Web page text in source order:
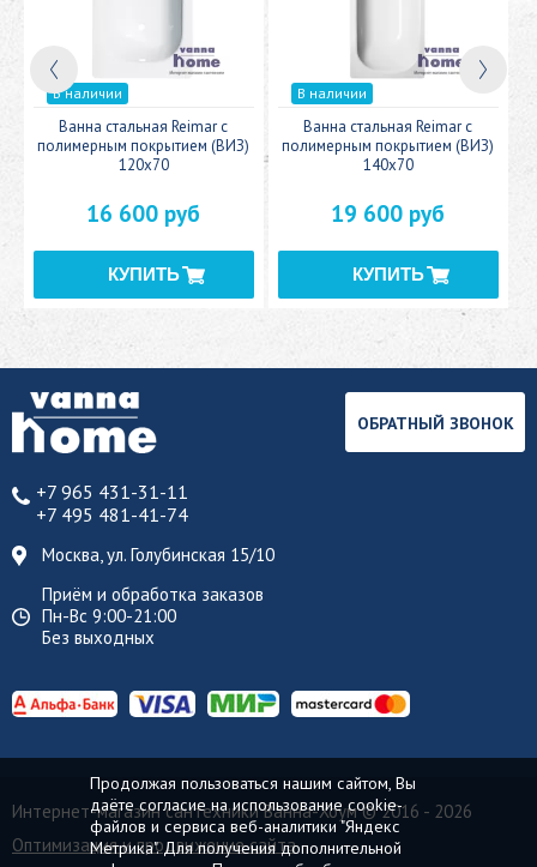
В наличии
Ванна стальная Reimar с
полимерным покрытием (ВИЗ)
120x70
16 600 руб
В наличии
Ванна стальная Reimar с
полимерным покрытием (ВИЗ)
140x70
19 600 руб
+7 965 431-31-11
+7 495 481-41-74
Москва, ул. Голубинская 15/10
Приём и обработка заказов
Пн-Вс 9:00-21:00
Без выходных
ОБРАТНЫЙ ЗВОНОК
Интернет-магазин сантехники Ванна-Хоум© 2016 - 2026
Оптимизация и продвижение сайта
Продолжая пользоваться нашим сайтом, Вы
даёте согласие на использование cookie-
файлов и сервиса веб-аналитики "Яндекс
Метрика". Для получения дополнительной